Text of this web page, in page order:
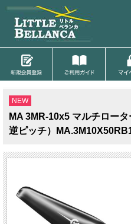
NEW
MA 3MR-10x5 マルチロー
逆ピッチ）